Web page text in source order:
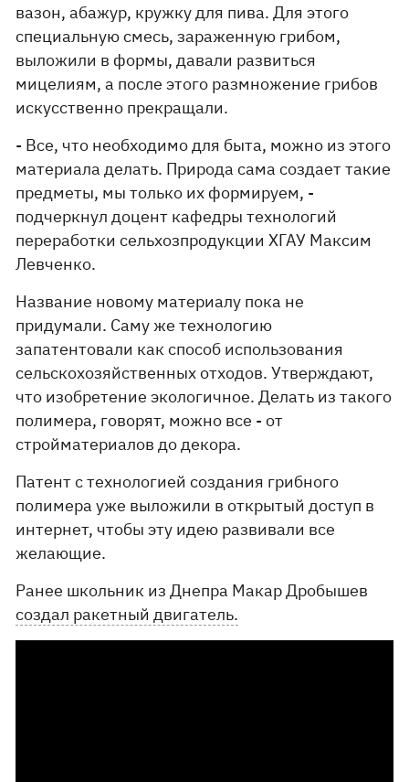
вазон, абажур, кружку для пива. Для этого
специальную смесь, зараженную грибом,
выложили в формы, давали развиться
мицелиям, а после этого размножение грибов
искусственно прекращали.
- Все, что необходимо для быта, можно из этого
материала делать. Природа сама создает такие
предметы, мы только их формируем, -
подчеркнул доцент кафедры технологий
переработки сельхозпродукции ХГАУ Максим
Левченко.
Название новому материалу пока не
придумали. Саму же технологию
запатентовали как способ использования
сельскохозяйственных отходов. Утверждают,
что изобретение экологичное. Делать из такого
полимера, говорят, можно все - от
стройматериалов до декора.
Патент с технологией создания грибного
полимера уже выложили в открытый доступ в
интернет, чтобы эту идею развивали все
желающие.
Ранее школьник из Днепра Макар Дробышев
создал ракетный двигатель.